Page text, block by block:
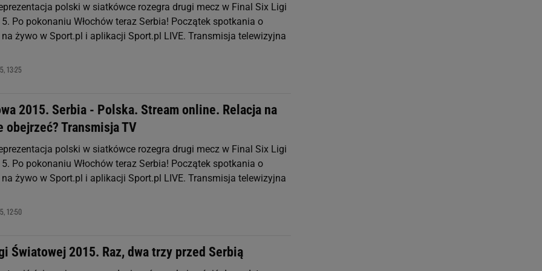
polski w siatkówce rozegra drugi mecz w Final Six Ligi
Po pokonaniu Włochów teraz Serbia! Początek spotkania o
żywo w Sport.pl i aplikacji Sport.pl LIVE. Transmisja telewizyjna
13:25
2015. Serbia - Polska. Stream online. Relacja na
obejrzeć? Transmisja TV
polski w siatkówce rozegra drugi mecz w Final Six Ligi
Po pokonaniu Włochów teraz Serbia! Początek spotkania o
żywo w Sport.pl i aplikacji Sport.pl LIVE. Transmisja telewizyjna
12:50
Światowej 2015. Raz, dwa trzy przed Serbią